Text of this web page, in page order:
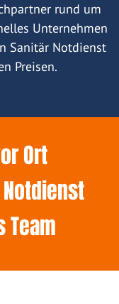
rund um
Unternehmen
Sanitär Notdienst
Preisen.
Ort